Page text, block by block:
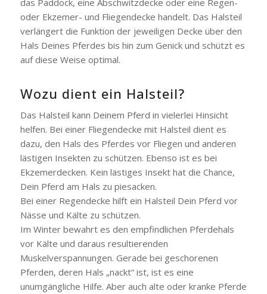
oder Ekzemer- und Fliegendecke handelt. Das Halsteil
verlängert die Funktion der jeweiligen Decke über den
Hals Deines Pferdes bis hin zum Genick und schützt es
auf diese Weise optimal.
Wozu dient ein Halsteil?
Das Halsteil kann Deinem Pferd in vielerlei Hinsicht
helfen. Bei einer Fliegendecke mit Halsteil dient es
dazu, den Hals des Pferdes vor Fliegen und anderen
lästigen Insekten zu schützen. Ebenso ist es bei
Ekzemerdecken. Kein lästiges Insekt hat die Chance,
Dein Pferd am Hals zu piesacken.
Bei einer Regendecke hilft ein Halsteil Dein Pferd vor
Nässe und Kälte zu schützen.
Im Winter bewahrt es den empfindlichen Pferdehals
vor Kälte und daraus resultierenden
Muskelverspannungen. Gerade bei geschorenen
Pferden, deren Hals „nackt“ ist, ist es eine
unumgängliche Hilfe. Aber auch alte oder kranke Pferde